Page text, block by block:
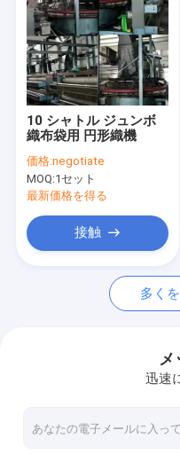
ビデオ
わたしたち に つい て
工場 ツアー
ニュース
事件
引金 を 求め て ください
使い た 円形 織機
使用されたエクスト
10 シャトル ジュンボ
織布袋用 円形織機
価格:negotiate
MOQ:1セット
最新価格を得る
接触
多く
メ
迅速